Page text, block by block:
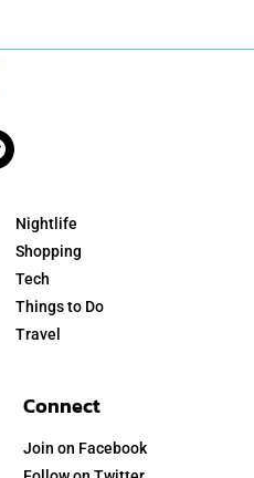
Nightlife
Shopping
Tech
Things to Do
Travel
Connect
Join on Facebook